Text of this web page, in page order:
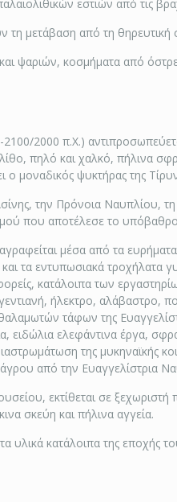
εστιών από τις
μετάβαση από τη θηρευτική
ψαριών, κοσμήματα από
2000 π.Χ.)
πηλό και χαλκό, πήλινα
ο μοναδικός ψυκτήρας της
την Πρόνοια
που αποτέλεσε το
μέσα από τα
τα εντυπωσιακά τροχήλατα
κατάλοιπα των
ήλεκτρο,
τάφων της
ειδώλια ελεφάντινα έργα,
της μυκηναϊκής
από την Ευαγγελίστρια
εκτίθεται σε
σκεύη και πήλινα αγγεία.
κατάλοιπα της εποχής